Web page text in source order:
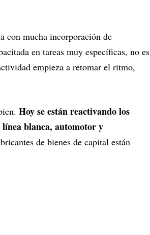
con mucha incorporación de
en tareas muy específicas, no es
empieza a retomar el ritmo,
Hoy se están reactivando los
línea blanca, automotor y
de bienes de capital están